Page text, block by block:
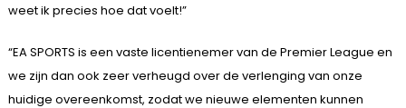
weet ik precies hoe dat voelt!”
“EA SPORTS is een vaste licentienemer van de Premier League en
we zijn dan ook zeer verheugd over de verlenging van onze
huidige overeenkomst, zodat we nieuwe elementen kunnen